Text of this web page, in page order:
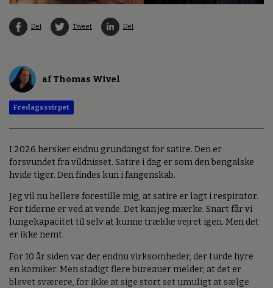
Del Tweet Del
af Thomas Wivel
Fredagssvirpet
I 2026 hersker endnu grundangst for satire. Den er
forsvundet fra vildnisset. Satire i dag er som den bengalske
hvide tiger. Den findes kun i fangenskab.
Jeg vil nu hellere forestille mig, at satire er lagt i respirator.
For tiderne er ved at vende. Det kan jeg mærke. Snart får vi
lungekapacitet til selv at kunne trække vejret igen. Men det
er ikke nemt.
For 10 år siden var der endnu virksomheder, der turde hyre
en komiker. Men stadigt flere bureauer melder, at det er
blevet sværere, for ikke at sige stort set umuligt at sælge